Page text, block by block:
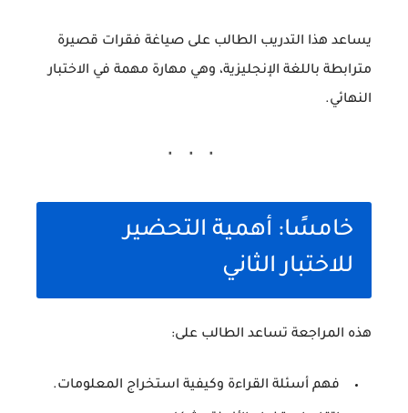
يساعد هذا التدريب الطالب على صياغة فقرات قصيرة
مترابطة باللغة الإنجليزية، وهي مهارة مهمة في الاختبار
النهائي.
خامسًا: أهمية التحضير
للاختبار الثاني
هذه المراجعة تساعد الطالب على:
فهم أسئلة القراءة وكيفية استخراج المعلومات.